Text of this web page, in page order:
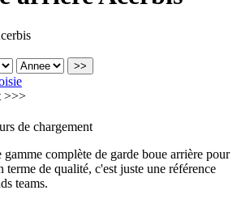
>>>
de chargement
complète de garde boue arrière pour
terme de qualité, c'est juste une référence
teams.